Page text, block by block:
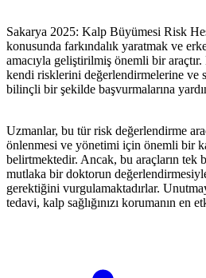
Sakarya 2025: Kalp Büyümesi Risk
konusunda farkındalık yaratmak ve
amacıyla geliştirilmiş önemli bir araçtır.
kendi risklerini değerlendirmelerine ve
bilinçli bir şekilde başvurmalarına
Uzmanlar, bu tür risk değerlendirme
önlenmesi ve yönetimi için önemli bir
belirtmektedir. Ancak, bu araçların tek
mutlaka bir doktorun
gerektiğini vurgulamaktadırlar.
tedavi, kalp sağlığınızı korumanın en